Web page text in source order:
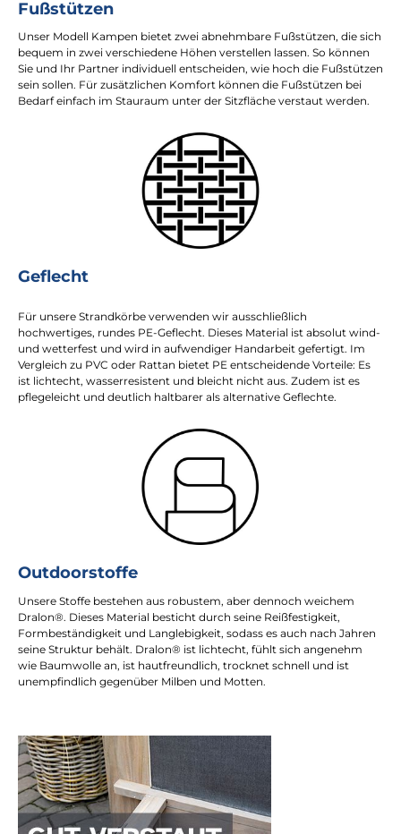
Fußstützen
Unser Modell Kampen bietet zwei abnehmbare Fußstützen, die sich
bequem in zwei verschiedene Höhen verstellen lassen. So können
Sie und Ihr Partner individuell entscheiden, wie hoch die Fußstützen
sein sollen. Für zusätzlichen Komfort können die Fußstützen bei
Bedarf einfach im Stauraum unter der Sitzfläche verstaut werden.
Geflecht
Für unsere Strandkörbe verwenden wir ausschließlich
hochwertiges, rundes PE-Geflecht. Dieses Material ist absolut wind-
und wetterfest und wird in aufwendiger Handarbeit gefertigt. Im
Vergleich zu PVC oder Rattan bietet PE entscheidende Vorteile: Es
ist lichtecht, wasserresistent und bleicht nicht aus. Zudem ist es
pflegeleicht und deutlich haltbarer als alternative Geflechte.
Outdoorstoffe
Unsere Stoffe bestehen aus robustem, aber dennoch weichem
Dralon®. Dieses Material besticht durch seine Reißfestigkeit,
Formbeständigkeit und Langlebigkeit, sodass es auch nach Jahren
seine Struktur behält. Dralon® ist lichtecht, fühlt sich angenehm
wie Baumwolle an, ist hautfreundlich, trocknet schnell und ist
unempfindlich gegenüber Milben und Motten.